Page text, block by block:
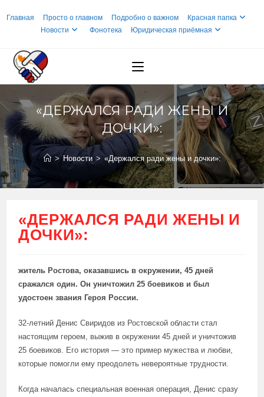
Главная Просто о главном Подробно о важном
Красная папка
Новости
Фонотека Юридическая приёмная
«ДЕРЖАЛСЯ РАДИ ЖЕНЫ И
ДОЧКИ»:
> Новости > «Держался ради жены и дочки»:
«ДЕРЖАЛСЯ РАДИ ЖЕНЫ И
ДОЧКИ»:
житель Ростова, оказавшись в окружении, 45 дней
сражался один. Он уничтожил 25 боевиков и был
удостоен звания Героя России.
32-летний Денис Свиридов из Ростовской области стал
настоящим героем, выжив в окружении 45 дней и уничтожив
25 боевиков. Его история — это пример мужества и любви,
которые помогли ему преодолеть невероятные трудности.
Когда началась специальная военная операция, Денис сразу